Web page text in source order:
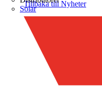
Solar
Tillbaka till Nyheter